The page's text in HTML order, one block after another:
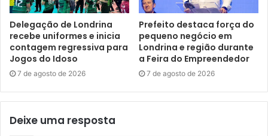
agenda de desenvolvimento industrial”, afirmou.
“A industrialização é uma prioridade da gestão Tiago
Amaral porque tem impacto direto na vida das pessoas.
Quando a cidade amplia sua base industrial, ela gera
cadeias produtivas e cria condições para elevar o PIB de
Londrina. Esse plano nasce para transformar potencial em
Delegação de Londrina
recebe uniformes e inicia
contagem regressiva para
Jogos do Idoso
7 de agosto de 2026
Prefeito destaca força do
pequeno negócio em
Londrina e região durante
a Feira do Empreendedor
7 de agosto de 2026
Deixe uma resposta